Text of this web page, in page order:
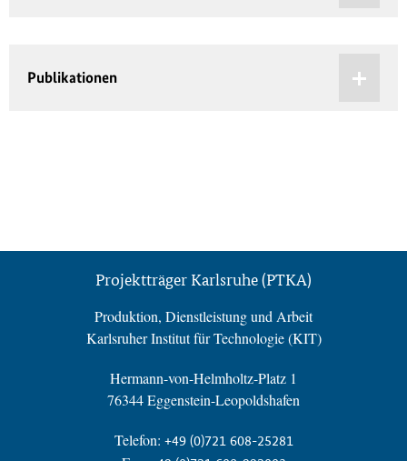
Publikationen
Projektträger Karlsruhe (PTKA)
Produktion, Dienstleistung und Arbeit
Karlsruher Institut für Technologie (KIT)
Hermann-von-Helmholtz-Platz 1
76344 Eggenstein-Leopoldshafen
Telefon: +49 (0)721 608-25281